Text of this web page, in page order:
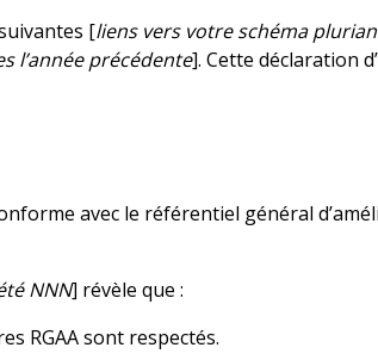
[liens vers votre schéma
l’année précédente]. Cette déclaration
avec le référentiel général
NNN] révèle que :
RGAA sont respectés.